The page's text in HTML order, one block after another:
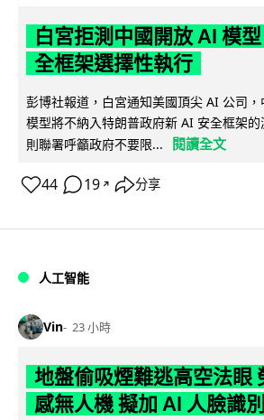
白宮拒測中國開放 AI 模
全框架選擇性執行
彭博社報道，白宮通知美國頂尖 AI 公司
模型將不納入特朗普政府新 AI 安全框架
則聯署呼籲政府不要限...
閱讀全文
44 19 ↗ 分享
人工智能
Vin 23 小時
地盤偷吸煙難逃高空法眼
感無人機 擬加 AI 人臉識